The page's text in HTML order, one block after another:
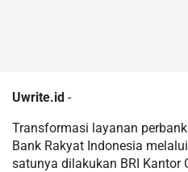
Uwrite.id -
Transformasi layanan
Bank Rakyat Indonesia
satunya dilakukan BRI Kantor